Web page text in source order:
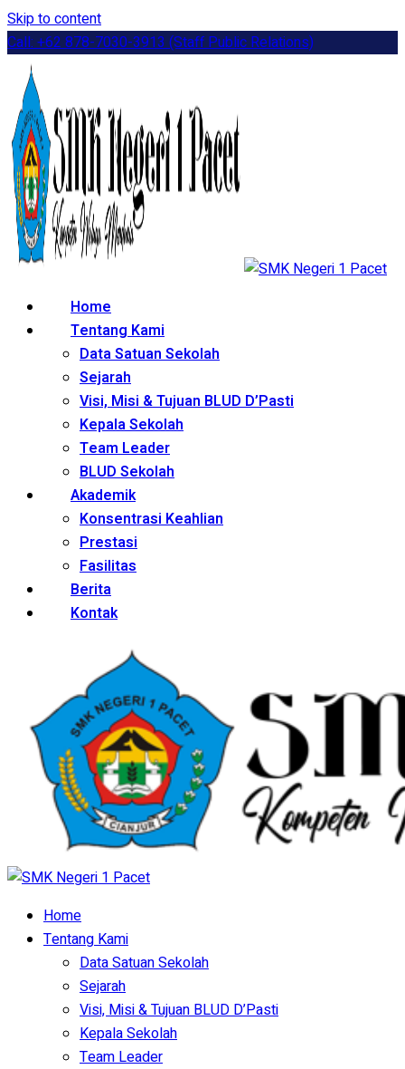
Skip to content
Call: +62 878-7030-3913 (Staff Public Relations)
Home
Tentang Kami
Data Satuan Sekolah
Sejarah
Visi, Misi & Tujuan BLUD D’Pasti
Kepala Sekolah
Team Leader
BLUD Sekolah
Akademik
Konsentrasi Keahlian
Prestasi
Fasilitas
Berita
Kontak
Home
Tentang Kami
Data Satuan Sekolah
Sejarah
Visi, Misi & Tujuan BLUD D’Pasti
Kepala Sekolah
Team Leader